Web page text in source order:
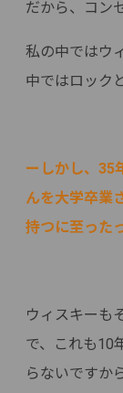
だから、コン
私の中ではウ
中ではロック
ーしかし、35
んを大学卒業
持つに至った
ウィスキーも
で、これも10
らないですか